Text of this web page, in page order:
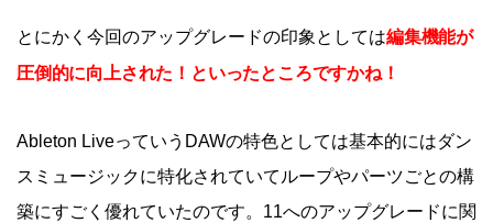
とにかく今回のアップグレードの印象としては編集機能が
圧倒的に向上された！といったところですかね！
Ableton LiveっていうDAWの特色としては基本的にはダン
スミュージックに特化されていてループやパーツごとの構
築にすごく優れていたのです。11へのアップグレードに関